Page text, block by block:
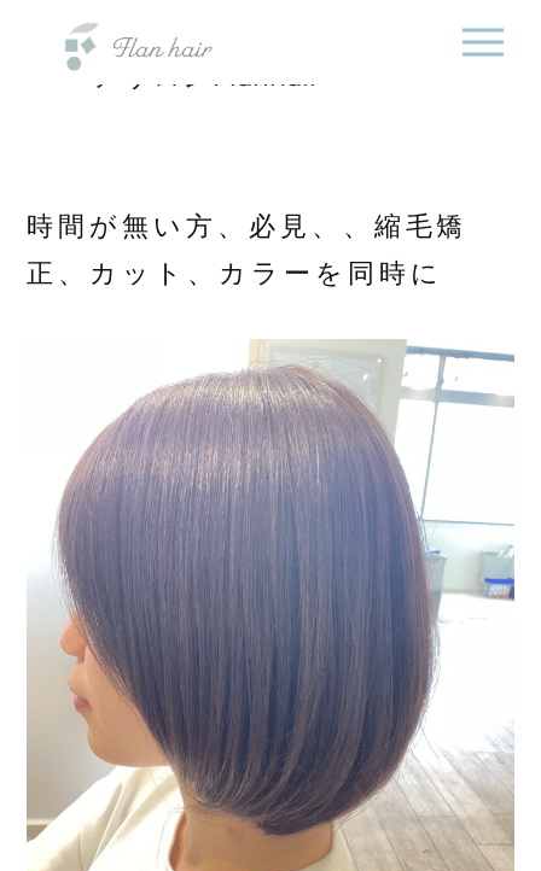
院・半個室オーガニック
ヘアサロンFlanhair
時間が無い方、必見、、縮毛矯
正、カット、カラーを同時に